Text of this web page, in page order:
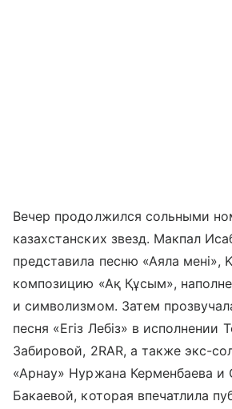
Вечер продолжился сольными
казахстанских звезд. Макпал
представила песню «Аяла мені»,
композицию «Ақ Құсым»,
и символизмом. Затем
песня «Егіз Лебіз» в исполнении
Забировой, 2RAR, а также экс-
«Арнау» Нуржана Керменбаева и
Бакаевой, которая впечатлила